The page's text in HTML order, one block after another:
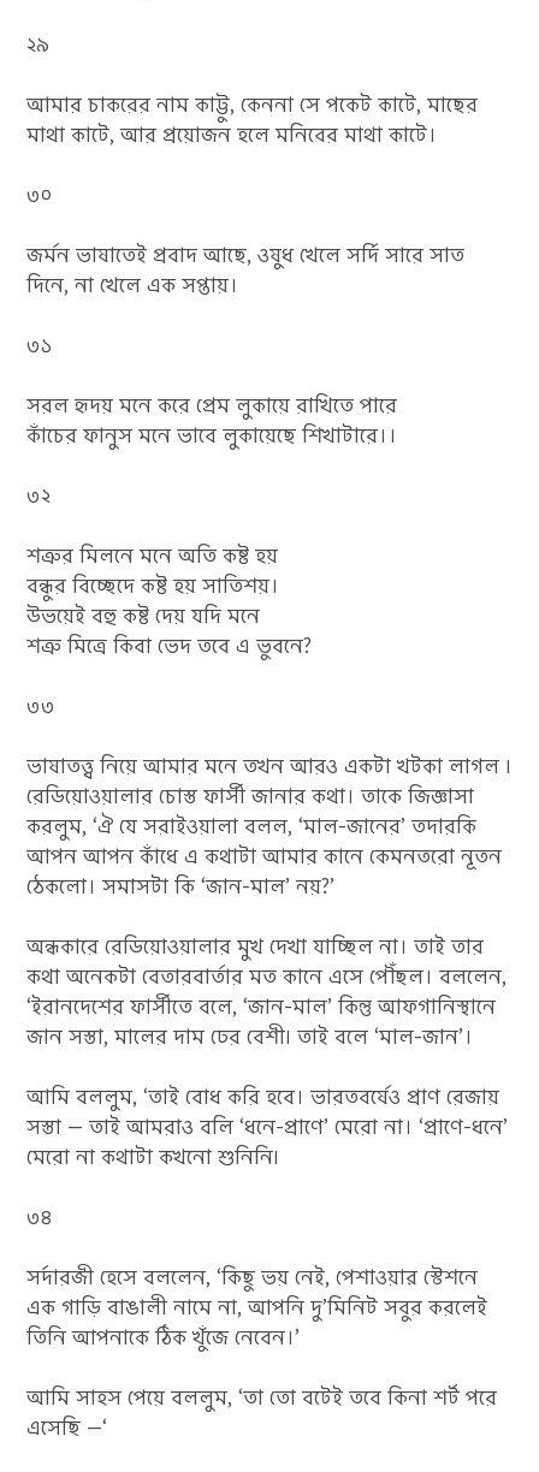
২৯
আমার চাকরের নাম কাট্টু, কেননা সে পকেট কাটে, মাছের
মাথা কাটে, আর প্রয়োজন হলে মনিবের মাথা কাটে।
৩০
জর্মন ভাষাতেই প্রবাদ আছে, ওষুধ খেলে সর্দি সারে সাত
দিনে, না খেলে এক সপ্তায়।
৩১
সরল হৃদয় মনে করে প্রেম লুকায়ে রাখিতে পারে
কাঁচের ফানুস মনে ভাবে লুকায়েছে শিখাটারে।।
৩২
শত্রুর মিলনে মনে অতি কষ্ট হয়
বন্ধুর বিচ্ছেদে কষ্ট হয় সাতিশয়।
উভয়েই বহু কষ্ট দেয় যদি মনে
শত্রু মিত্রে কিবা ভেদ তবে এ ভুবনে?
৩৩
ভাষাতত্ত্ব নিয়ে আমার মনে তখন আরও একটা খটকা লাগল ৷
রেডিয়ােওয়ালার চোস্ত ফার্সী জানার কথা। তাকে জিজ্ঞাসা
করলুম, ‘ঐ যে সরাইওয়ালা বলল, ‘মাল-জানের’ তদারকি
আপন আপন কাঁধে এ কথাটা আমার কানে কেমনতরো নূতন
ঠেকলো। সমাসটা কি ‘জান-মাল’ নয়?’
অন্ধকারে রেডিয়োওয়ালার মুখ দেখা যাচ্ছিল না। তাই তার
কথা অনেকটা বেতারবার্তার মত কানে এসে পৌঁছল। বললেন,
‘ইরানদেশের ফার্সীতে বলে, ‘জান-মাল’ কিন্তু আফগানিস্থানে
জান সস্তা, মালের দাম ঢের বেশী৷ তাই বলে ‘মাল-জান’।
আমি বললুম, ‘তাই বোধ করি হবে। ভারতবর্ষেও প্রাণ রেজায়
সস্তা — তাই আমরাও বলি ‘ধনে-প্রাণে’ মেরো না। ‘প্রাণে-ধনে’
মেরাে না কথাটা কখনো শুনিনি৷
৩৪
সর্দারজী হেসে বললেন, ‘কিছু ভয় নেই, পেশাওয়াৱ স্টেশনে
এক গাড়ি বাঙালী নামে না, আপনি দু’মিনিট সবুর করলেই
তিনি আপনাকে ঠিক খুঁজে নেবেন।’
আমি সাহস পেয়ে বললুম, ‘তা তাে বটেই তবে কিনা শৰ্ট পরে
এসেছি —‘